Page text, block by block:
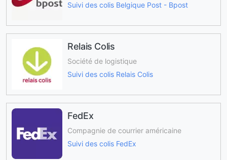
Suivi des colis Belgique Post - Bpost
Relais Colis
Société de logistique
Suivi des colis Relais Colis
FedEx
Compagnie de courrier américaine
Suivi des colis FedEx